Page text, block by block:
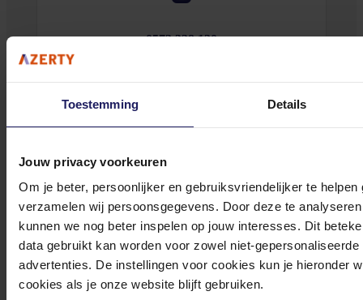
Toestemming Details
Jouw privacy voorkeuren
Om je beter, persoonlijker en gebruiksvriendelijker te
verzamelen wij persoonsgegevens. Door deze te
kunnen we nog beter inspelen op jouw interesses. Dit
data gebruikt kan worden voor zowel niet-
advertenties. De instellingen voor cookies kun je hieronder
cookies als je onze website blijft gebruiken.
0572 328 120
Meld je aan voor onze nieuwsbrief!
Ontvang als eerste de beste deals in je inbox
Meld je aan